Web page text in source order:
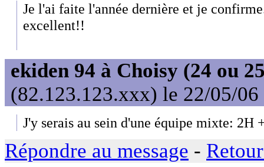
Je l'ai faite l'année dernière et je
excellent!!
ekiden 94 à Choisy (24 ou
(82.123.123.xxx) le 22/05/06
J'y serais au sein d'une équipe mixte: 2H
Répondre au message -